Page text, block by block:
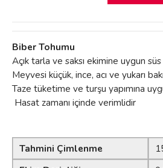
Biber Tohumu
Açık tarla ve saksı ekimine uygun
Meyvesi küçük, ince, acı ve yukarı
Taze tüketime ve turşu yapımına
Hasat zamanı içinde verimlidir
Tahmini Çimlenme